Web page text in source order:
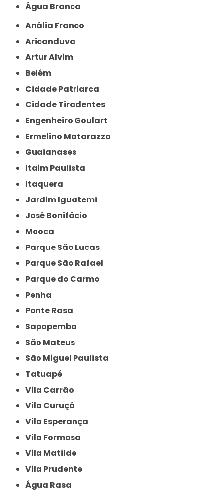
Água Branca
Anália Franco
Aricanduva
Artur Alvim
Belém
Cidade Patriarca
Cidade Tiradentes
Engenheiro Goulart
Ermelino Matarazzo
Guaianases
Itaim Paulista
Itaquera
Jardim Iguatemi
José Bonifácio
Mooca
Parque São Lucas
Parque São Rafael
Parque do Carmo
Penha
Ponte Rasa
Sapopemba
São Mateus
São Miguel Paulista
Tatuapé
Vila Carrão
Vila Curuçá
Vila Esperança
Vila Formosa
Vila Matilde
Vila Prudente
Água Rasa